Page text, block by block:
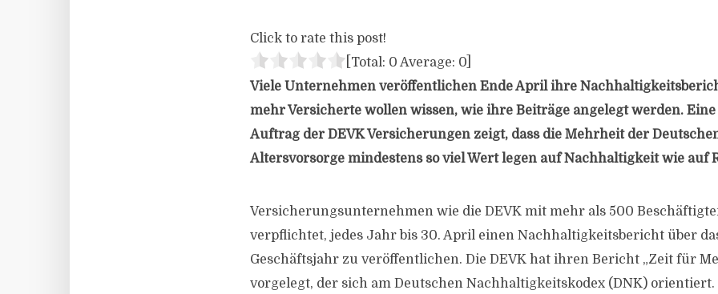
Click to rate this post!
[Total: 0 Average: 0
Viele Unternehmen veröffentlichen Ende April ihre
mehr Versicherte wollen wissen, wie ihre Beiträge angelegt werden.
Auftrag der DEVK Versicherungen zeigt, dass die Mehrheit der
Altersvorsorge mindestens so viel Wert legen auf Nachhaltigkeit wie auf
Versicherungsunternehmen wie die DEVK mit mehr als 500
verpflichtet, jedes Jahr bis 30. April einen Nachhaltigkeitsbericht über
Geschäftsjahr zu veröffentlichen. Die DEVK hat ihren Bericht „Zeit für
vorgelegt, der sich am Deutschen Nachhaltigkeitskodex (DNK) orientiert.